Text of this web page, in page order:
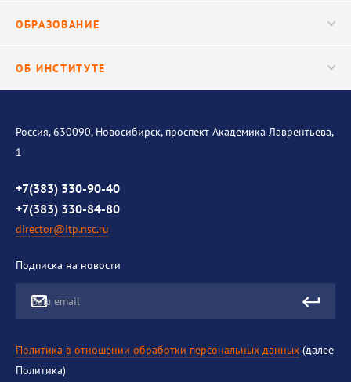
Научные подразделения
Исследования
ОБРАЗОВАНИЕ
ОБ ИНСТИТУТЕ
История института
Контакты
Противодействие коррупции
Россия, 630090, Новосибирск, проспект Академика Лаврентьева,
1
+7(383) 330-90-40
+7(383) 330-84-80
director@itp.nsc.ru
Подписка на новости
Ваш email
Политика в отношении обработки персональных данных (далее
Политика)